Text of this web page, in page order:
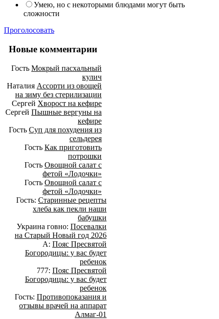
Умею, но с некоторыми блюдами могут быть
сложности
Проголосовать
Новые комментарии
Гость Мокрый пасхальный
кулич
Наталия Ассорти из овощей
на зиму без стерилизации
Сергей Хворост на кефире
Сергей Пышные вергуны на
кефире
Гость Суп для похудения из
сельдерея
Гость Как приготовить
потрошки
Гость Овощной салат с
фетой «Лодочки»
Гость Овощной салат с
фетой «Лодочки»
Гость: Старинные рецепты
хлеба как пекли наши
бабушки
Украина говно: Посевалки
на Старый Новый год 2026
А: Пояс Пресвятой
Богородицы: у вас будет
ребенок
777: Пояс Пресвятой
Богородицы: у вас будет
ребенок
Гость: Противопоказания и
отзывы врачей на аппарат
Алмаг-01